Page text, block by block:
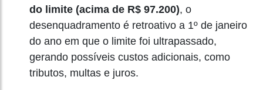
do limite (acima de R$ 97.200), o
desenquadramento é retroativo a 1º de janeiro
do ano em que o limite foi ultrapassado,
gerando possíveis custos adicionais, como
tributos, multas e juros.